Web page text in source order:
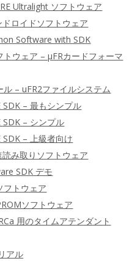
Ultralight ソフトウェア
ロイドソフトウェア
Software with SDK
トウェア – μFRカードフォーマ
ル – uFR2ファイルシステム
SDK – 最もシンプル
SDK – シンプル
SDK – 上級者向け
み取りソフトウェア
SDK デモ
フトウェア
ソフトウェア
用のタイムアテンダント
アル